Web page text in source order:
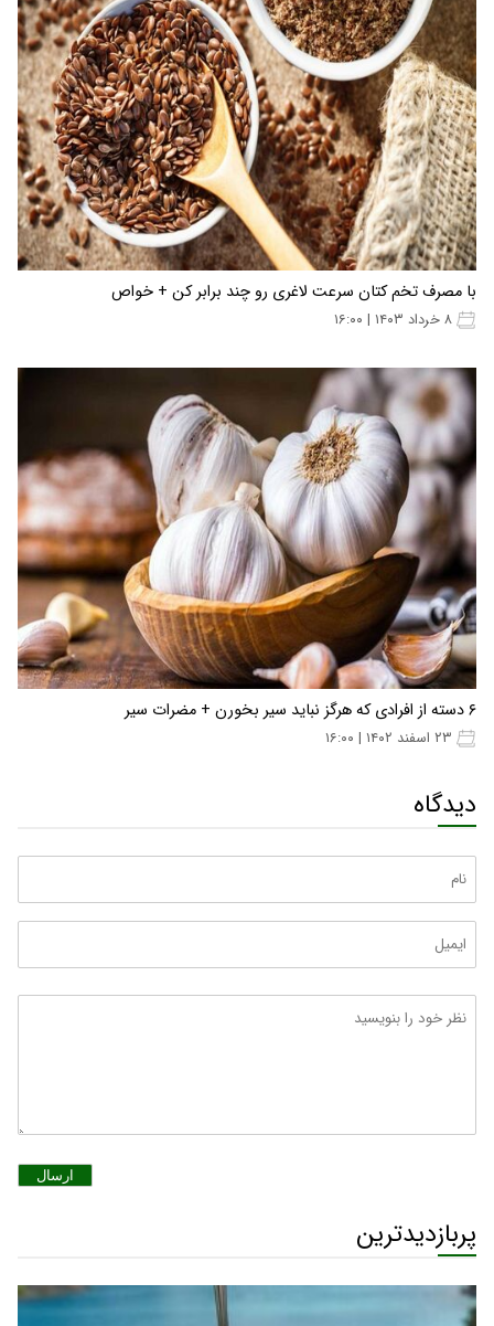
با مصرف تخم کتان سرعت لاغری رو چند برابر کن + خواص
۶ دسته از افرادی که هرگز نباید سیر بخورن + مضرات سیر
دیدگاه
ارسال
پربازدیدترین